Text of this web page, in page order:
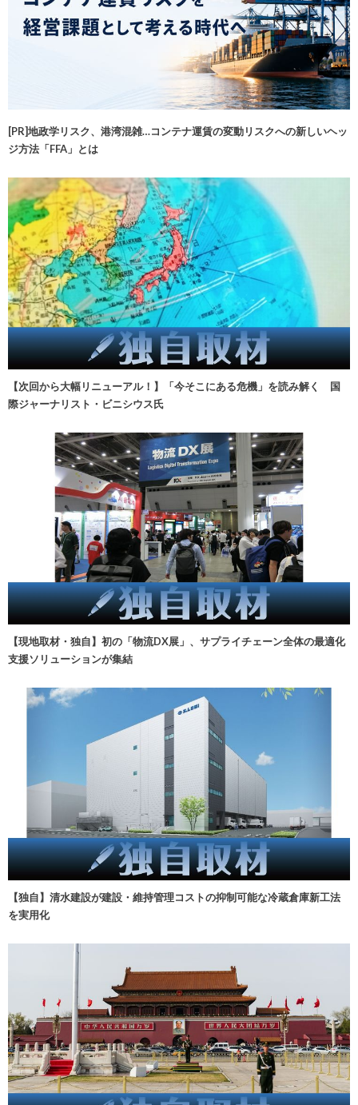
[PR]地政学リスク、港湾混雑…コンテナ運賃の変動リスクへの新しいヘッ
ジ方法「FFA」とは
【次回から大幅リニューアル！】「今そこにある危機」を読み解く 国
際ジャーナリスト・ビニシウス氏
【現地取材・独自】初の「物流DX展」、サプライチェーン全体の最適化
支援ソリューションが集結
【独自】清水建設が建設・維持管理コストの抑制可能な冷蔵倉庫新工法
を実用化